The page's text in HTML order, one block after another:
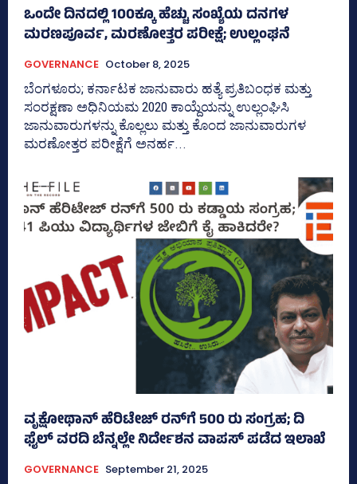
ಒಂದೇ ದಿನದಲ್ಲಿ 100ಕ್ಕೂ ಹೆಚ್ಚು ಸಂಖ್ಯೆಯ ದನಗಳ
ಮರಣಪೂರ್ವ, ಮರಣೋತ್ತರ ಪರೀಕ್ಷೆ; ಉಲ್ಲಂಘನೆ
GOVERNANCE October 8, 2025
ಬೆಂಗಳೂರು; ಕರ್ನಾಟಕ ಜಾನುವಾರು ಹತ್ಯೆ ಪ್ರತಿಬಂಧಕ ಮತ್ತು
ಸಂರಕ್ಷಣಾ ಅಧಿನಿಯಮ 2020 ಕಾಯ್ದೆಯನ್ನು ಉಲ್ಲಂಘಿಸಿ
ಜಾನುವಾರುಗಳನ್ನು ಕೊಲ್ಲಲು ಮತ್ತು ಕೊಂದ ಜಾನುವಾರುಗಳ
ಮರಣೋತ್ತರ ಪರೀಕ್ಷೆಗೆ ಅನರ್ಹ...
ವೃಕ್ಷೋಥಾನ್‌ ಹೆರಿಟೇಜ್‌ ರನ್‌ಗೆ 500 ರು ಸಂಗ್ರಹ; ದಿ
ಫೈಲ್‌ ವರದಿ ಬೆನ್ನಲ್ಲೇ ನಿರ್ದೇಶನ ವಾಪಸ್‌ ಪಡೆದ ಇಲಾಖೆ
GOVERNANCE September 21, 2025